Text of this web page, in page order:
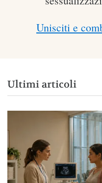
Unisciti e
Ultimi articoli